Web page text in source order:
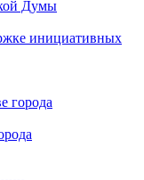
Думы
инициативных
города